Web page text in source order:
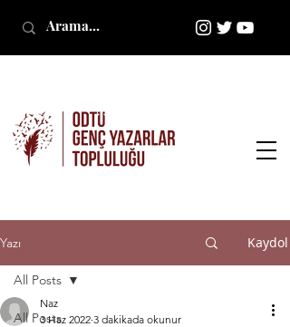
Yazı Kaydol
All Posts
All Posts
Naz
3 Haz 2022 3 dakikada okunur